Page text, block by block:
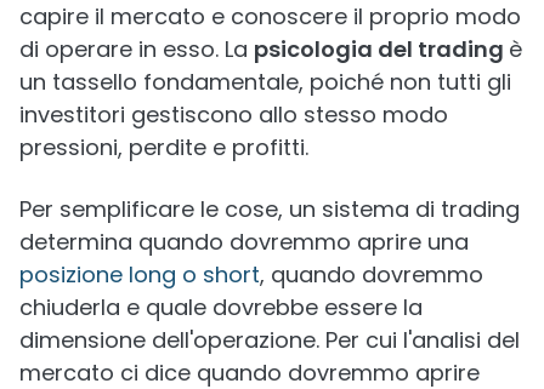
capire il mercato e conoscere il proprio modo
di operare in esso. La psicologia del trading è
un tassello fondamentale, poiché non tutti gli
investitori gestiscono allo stesso modo
pressioni, perdite e profitti.
Per semplificare le cose, un sistema di trading
determina quando dovremmo aprire una
posizione long o short, quando dovremmo
chiuderla e quale dovrebbe essere la
dimensione dell'operazione. Per cui l'analisi del
mercato ci dice quando dovremmo aprire